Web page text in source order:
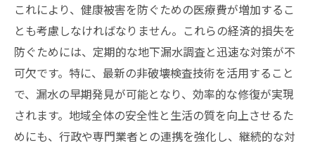
これにより、健康被害を防ぐための医療費が増加するこ
とも考慮しなければなりません。これらの経済的損失を
防ぐためには、定期的な地下漏水調査と迅速な対策が不
可欠です。特に、最新の非破壊検査技術を活用すること
で、漏水の早期発見が可能となり、効率的な修復が実現
されます。地域全体の安全性と生活の質を向上させるた
めにも、行政や専門業者との連携を強化し、継続的な対